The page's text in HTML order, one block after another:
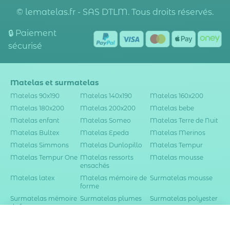
© lematelas.fr - SAS DTLM. Tous droits réservés.
🔒 Paiement
sécurisé
Matelas et surmatelas
Matelas 90x190 Matelas 140x190
Matelas 160x200
Matelas 180x200
Matelas 200x200
Matelas bebe
Matelas enfant
Matelas Someo
Matelas Terre de Nuit
Matelas Bultex
Matelas Epeda
Matelas Merinos
Matelas Simmons
Matelas Dunlopillo
Matelas Tempur
Matelas Tempur One Matelas ressorts
ensachés
Matelas mousse
Matelas latex
Matelas mémoire de
forme
Surmatelas mousse
Surmatelas mémoire
de forme
Surmatelas plumes Surmatelas polyester